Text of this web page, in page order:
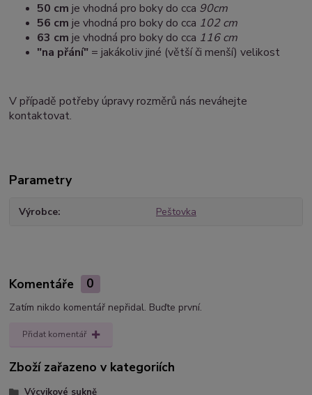
50 cm je vhodná pro boky do cca 90cm
56 cm je vhodná pro boky do cca 102 cm
63 cm je vhodná pro boky do cca 116 cm
"na přání" = jakákoliv jiné (větší či menší) velikost
V případě potřeby úpravy rozměrů nás neváhejte
kontaktovat.
Parametry
Výrobce Peštovka
Komentáře 0
Zatím nikdo komentář nepřidal. Buďte první.
Přidat komentář
Zboží zařazeno v kategoriích
Výcvikové sukně